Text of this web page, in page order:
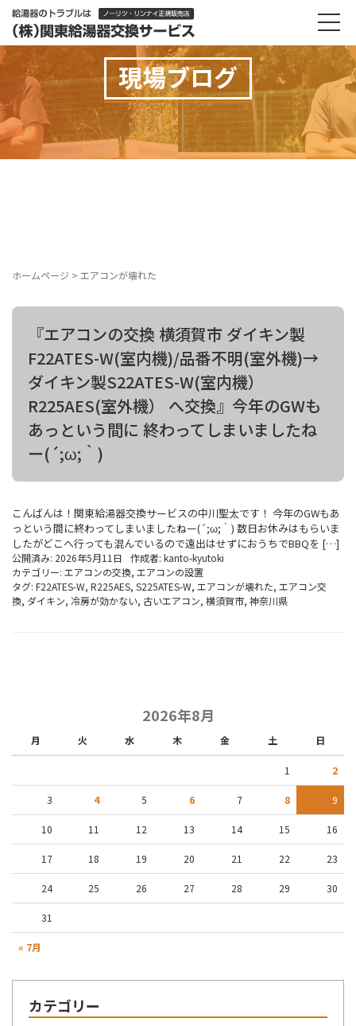
現場ブログ
ホームページ > エアコンが壊れた
『エアコンの交換 横須賀市 ダイキン製
F22ATES-W(室内機)/品番不明(室外機)→
ダイキン製S22ATES-W(室内機）
R225AES(室外機） へ交換』今年のGWも
あっという間に 終わってしまいましたね
ー(´;ω;｀)
こんばんは！関東給湯器交換サービスの中川聖太です！ 今年のGWもあ
っという間に終わってしまいましたねー(´;ω;｀) 数日お休みはもらいま
したがどこへ行っても混んでいるので遠出はせずにおうちでBBQを […]
公開済み: 2026年5月11日 作成者: kanto-kyutoki
カテゴリー: エアコンの交換, エアコンの設置
タグ: F22ATES-W, R225AES, S225ATES-W, エアコンが壊れた, エアコン交
換, ダイキン, 冷房が効かない, 古いエアコン, 横須賀市, 神奈川県
2026年8月
月 火 水 木 金 土 日
« 7月
1 2
3 4 5 6 7 8 9
10 11 12 13 14 15 16
17 18 19 20 21 22 23
24 25 26 27 28 29 30
31
カテゴリー